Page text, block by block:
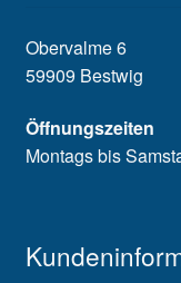
Obervalme 6
59909 Bestwig
Öffnungszeiten
Montags bis